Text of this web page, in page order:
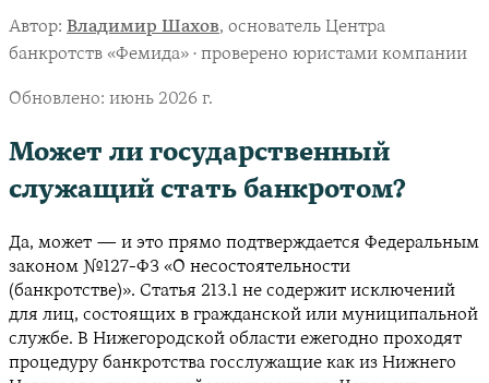
Автор: Владимир Шахов, основатель Центра
банкротств «Фемида» · проверено юристами компании
Обновлено: июнь 2026 г.
Может ли государственный
служащий стать банкротом?
Да, может — и это прямо подтверждается Федеральным
законом №127-ФЗ «О несостоятельности
(банкротстве)». Статья 213.1 не содержит исключений
для лиц, состоящих в гражданской или муниципальной
службе. В Нижегородской области ежегодно проходят
процедуру банкротства госслужащие как из Нижнего